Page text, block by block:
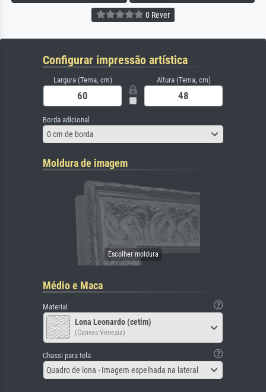
0 Rever
Configurar impressão artística
Largura (Tema, cm) Altura (Tema, cm)
Borda adicional
0 cm de borda
Moldura de imagem
Médio e Maca
Material
Lona Leonardo (cetim)
(Canvas Venezia)
Chassi para tela
Quadro de lona - Imagem espelhada na lateral